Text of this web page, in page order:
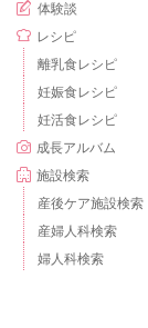
体験談
レシピ
離乳食レシピ
妊娠食レシピ
妊活食レシピ
成長アルバム
施設検索
産後ケア施設検索
産婦人科検索
婦人科検索